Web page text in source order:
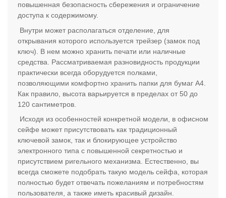
повышенная безопасность сбережения и ограничение
доступа к содержимому.
Внутри может располагаться отделение, для
открывания которого используется трейзер (замок под
ключ). В нем можно хранить печати или наличные
средства. Рассматриваемая разновидность продукции
практически всегда оборудуется полками,
позволяющими комфортно хранить папки для бумаг А4.
Как правило, высота варьируется в пределах от 50 до
120 сантиметров.
Исходя из особенностей конкретной модели, в офисном
сейфе может присутствовать как традиционный
ключевой замок, так и блокирующее устройство
электронного типа с повышенной секретностью и
присутствием ригельного механизма. Естественно, вы
всегда сможете подобрать такую модель сейфа, которая
полностью будет отвечать пожеланиям и потребностям
пользователя, а также иметь красивый дизайн.